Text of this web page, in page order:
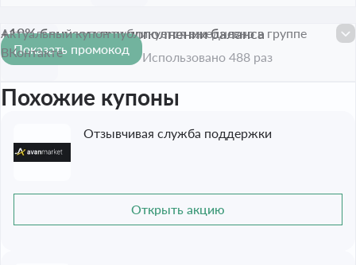
+19% бонусом при пополнении баланса
Срок акции истёк
Актуальный купон публикуется ежедневно в группе
ВКонтакте
Показать промокод
Использовано 488 раз
Похожие купоны
Отзывчивая служба поддержки
Открыть акцию